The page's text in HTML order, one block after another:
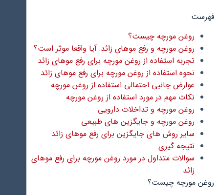
فهرست
روغن مورچه چیست؟
روغن مورچه و رفع موهای زائد: آیا واقعا موثر است؟
تجربه استفاده از روغن مورچه برای رفع موهای زائد
نحوه استفاده از روغن مورچه برای رفع موهای زائد
عوارض جانبی احتمالی استفاده از روغن مورچه
نکات مهم در مورد استفاده از روغن مورچه
روغن مورچه و تداخلات دارویی
روغن مورچه و جایگزین های طبیعی
سایر روش های جایگزین برای رفع موهای زائد
نتیجه گیری
سوالات متداول در مورد روغن مورچه برای رفع موهای
زائد
روغن مورچه چیست؟